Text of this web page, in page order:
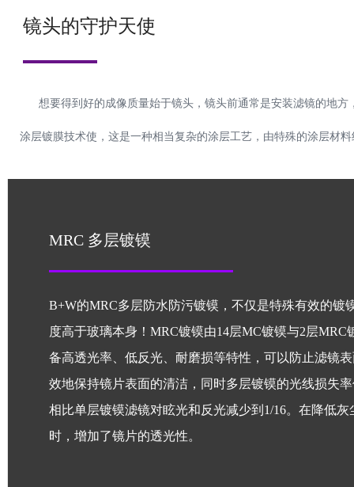
镜头的守护天使
想要得到好的成像质量始于镜头，镜头前通常是安装滤镜的地方
涂层镀膜技术使，这是一种相当复杂的涂层工艺，由特殊的涂层材
MRC 多层镀镆
B+W的MRC多层防水防污镀镆，不仅是特殊有效的镀
度高于玻璃本身！MRC镀镆由14层MC镀镆与2层MRC
备高透光率、低反光、耐磨损等特性，可以防止滤镜
效地保持镜片表面的清洁，同时多层镀镆的光线损失率
相比单层镀镆滤镜对眩光和反光减少到1/16。在降低灰
时，增加了镜片的透光性。